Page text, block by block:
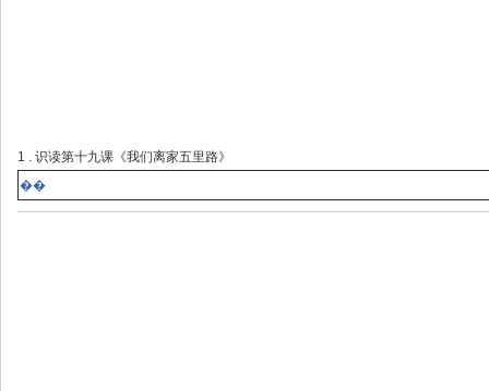
1 . 识读第十九课《我们离家五里路》
��